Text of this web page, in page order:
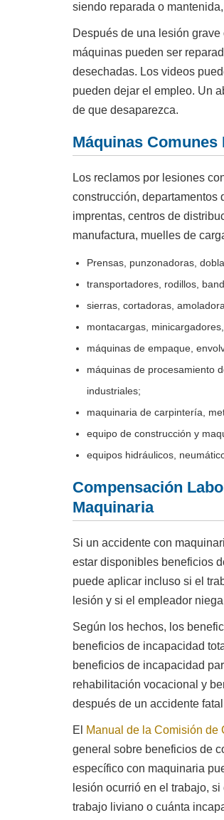
siendo reparada o
Después de una lesión
máquinas pueden ser
desechadas. Los videos
pueden dejar el empleo. Un
de que desaparezca.
Máquinas
Los reclamos por lesiones
construcción, departamentos
imprentas, centros de
manufactura, muelles de
Prensas, punzonadoras,
transportadores, rodillos,
sierras, cortadoras,
montacargas,
máquinas de empaque,
máquinas de procesamiento
industriales;
maquinaria de carpintería,
equipo de construcción y
equipos hidráulicos,
Compensación
Maquinaria
Si un accidente con
estar disponibles beneficios
puede aplicar incluso si el
lesión y si el empleador
Según los hechos, los
beneficios de incapacidad
beneficios de incapacidad
rehabilitación vocacional y
después de un accidente
El Manual de la Comisión
general sobre beneficios de
específico con maquinaria
lesión ocurrió en el trabajo,
trabajo liviano o cuánta